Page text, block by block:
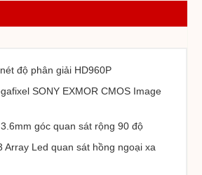
độ phân giải HD960P
SONY EXMOR CMOS Image
góc quan sát rộng 90 độ
Array Led quan sát hồng ngoại xa